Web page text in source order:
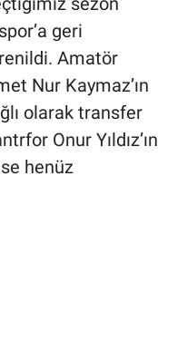
geri
Amatör
Nur Kaymaz’ın
olarak transfer
Onur Yıldız’ın
henüz